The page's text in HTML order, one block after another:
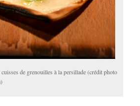
de grenouilles à la persillade (crédit photo